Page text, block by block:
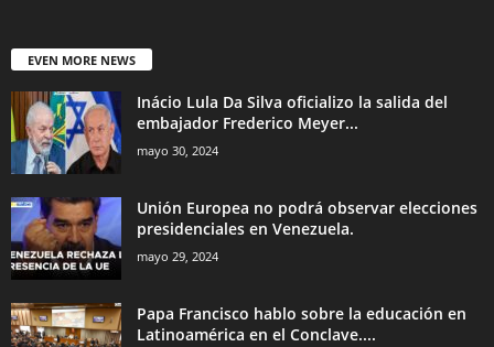
EVEN MORE NEWS
Inácio Lula Da Silva oficializo la salida del
embajador Frederico Meyer...
mayo 30, 2024
Unión Europea no podrá observar elecciones
presidenciales en Venezuela.
mayo 29, 2024
Papa Francisco hablo sobre la educación en
Latinoamérica en el Conclave....